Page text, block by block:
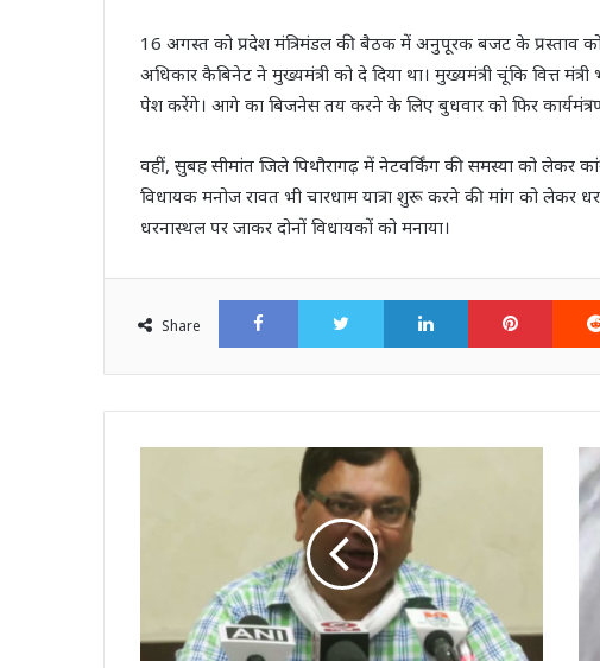
16 अगस्त को प्रदेश मंत्रिमंडल की बैठक में अनुपूरक बजट के
अधिकार कैबिनेट ने मुख्यमंत्री को दे दिया था। मुख्यमंत्री चूंकि वित्त
पेश करेंगे। आगे का बिजनेस तय करने के लिए बुधवार को फिर
वहीं, सुबह सीमांत जिले पिथौरागढ़ में नेटवर्किंग की समस्या को लेकर
विधायक मनोज रावत भी चारधाम यात्रा शुरू करने की मांग को लेकर
धरनास्थल पर जाकर दोनों विधायकों को मनाया।
Share
FacebookTwitter LinkedIn